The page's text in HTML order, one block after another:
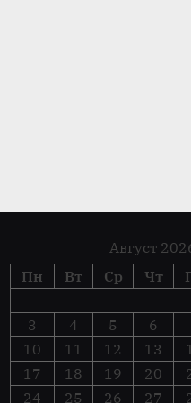
Август
Пн
Вт Ср Чт
3
4 5 6
10
11 12 13
17
18 19 20
24
25 26 27